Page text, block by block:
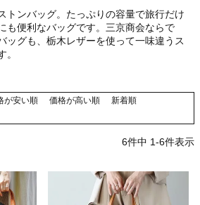
トンバッグ。たっぷりの容量で旅行だけ
も便利なバッグです。三京商会ならで
ッグも、栃木レザーを使って一味違うス
。
が安い順 価格が高い順
新着順
6件中 1-6件表示